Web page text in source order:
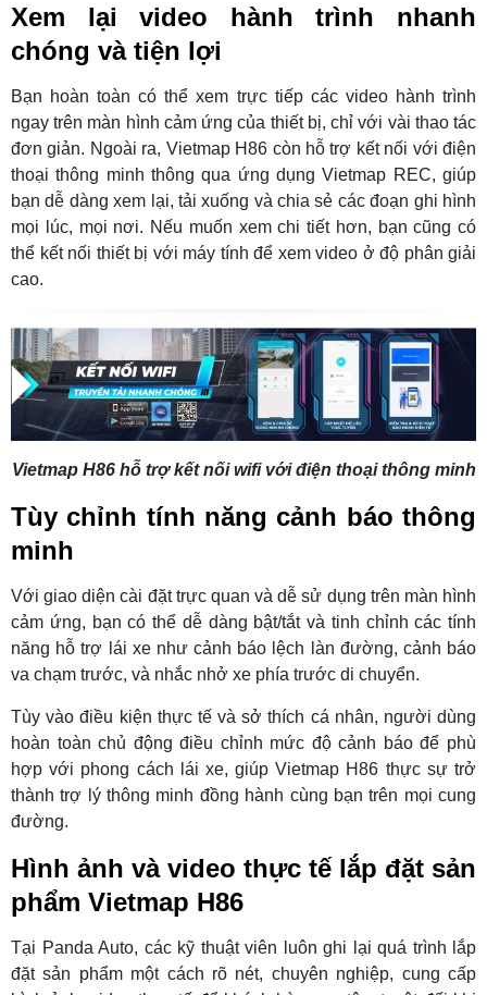
Xem lại video hành trình nhanh
chóng và tiện lợi
Bạn hoàn toàn có thể xem trực tiếp các video hành trình
ngay trên màn hình cảm ứng của thiết bị, chỉ với vài thao tác
đơn giản. Ngoài ra, Vietmap H86 còn hỗ trợ kết nối với điện
thoại thông minh thông qua ứng dụng Vietmap REC, giúp
bạn dễ dàng xem lại, tải xuống và chia sẻ các đoạn ghi hình
mọi lúc, mọi nơi. Nếu muốn xem chi tiết hơn, bạn cũng có
thể kết nối thiết bị với máy tính để xem video ở độ phân giải
cao.
Vietmap H86 hỗ trợ kết nối wifi với điện thoại thông minh
Tùy chỉnh tính năng cảnh báo thông
minh
Với giao diện cài đặt trực quan và dễ sử dụng trên màn hình
cảm ứng, bạn có thể dễ dàng bật/tắt và tinh chỉnh các tính
năng hỗ trợ lái xe như cảnh báo lệch làn đường, cảnh báo
va chạm trước, và nhắc nhở xe phía trước di chuyển.
Tùy vào điều kiện thực tế và sở thích cá nhân, người dùng
hoàn toàn chủ động điều chỉnh mức độ cảnh báo để phù
hợp với phong cách lái xe, giúp Vietmap H86 thực sự trở
thành trợ lý thông minh đồng hành cùng bạn trên mọi cung
đường.
Hình ảnh và video thực tế lắp đặt sản
phẩm Vietmap H86
Tại Panda Auto, các kỹ thuật viên luôn ghi lại quá trình lắp
đặt sản phẩm một cách rõ nét, chuyên nghiệp, cung cấp